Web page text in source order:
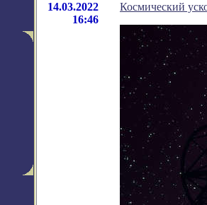
14.03.2022
16:46
Космический